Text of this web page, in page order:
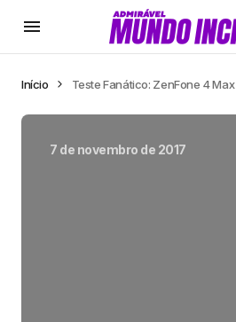
Início Teste Fanático: ZenFone 4 Max
7 de novembro de 2017